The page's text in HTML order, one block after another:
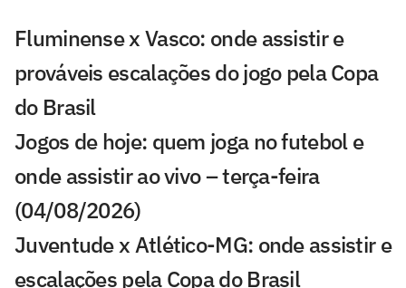
Fluminense x Vasco: onde assistir e
prováveis escalações do jogo pela Copa
do Brasil
Jogos de hoje: quem joga no futebol e
onde assistir ao vivo – terça-feira
(04/08/2026)
Juventude x Atlético-MG: onde assistir e
escalações pela Copa do Brasil